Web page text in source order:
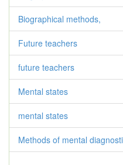
Biographical methods,
Future teachers
future teachers
Mental states
mental states
Methods of mental